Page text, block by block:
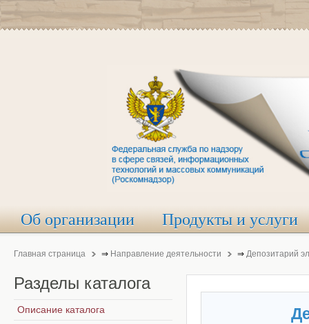
Об организации Продукты и услуги
Главная страница ⇒ Направление деятельности ⇒ Депозитарий
Разделы каталога
Описание каталога